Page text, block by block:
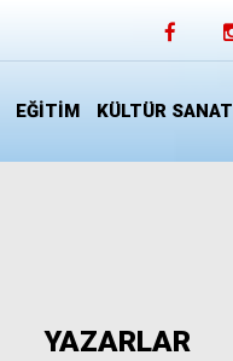
EĞİTİM KÜLTÜR SANAT
YAZARLAR